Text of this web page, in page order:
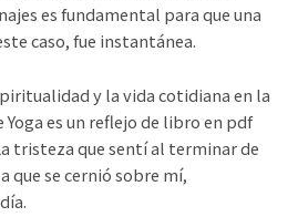
es fundamental para que una
caso, fue instantánea.
y la vida cotidiana en la
es un reflejo de libro en pdf
tristeza que sentí al terminar de
que se cernió sobre mí,